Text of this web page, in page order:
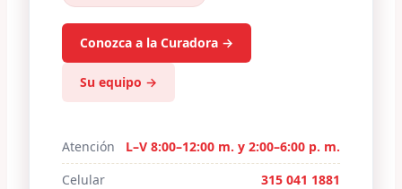
Conozca a la Curadora →
Su equipo →
Atención
L–V 8:00–12:00 m. y 2:00–6:00 p. m.
Celular
315 041 1881